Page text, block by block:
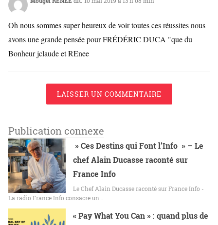
Oh nous sommes super heureux de voir toutes ces réussites nous
avons une grande pensée pour FRÉDÉRIC DUCA "que du
Bonheur jclaude et REnee
LAISSER UN COMMENTAIRE
Publication connexe
» Ces Destins qui Font l’Info » – Le
chef Alain Ducasse raconté sur
France Info
Le Chef Alain Ducasse raconté sur France Info -
La radio France Info consacre un…
« Pay What You Can » : quand plus de